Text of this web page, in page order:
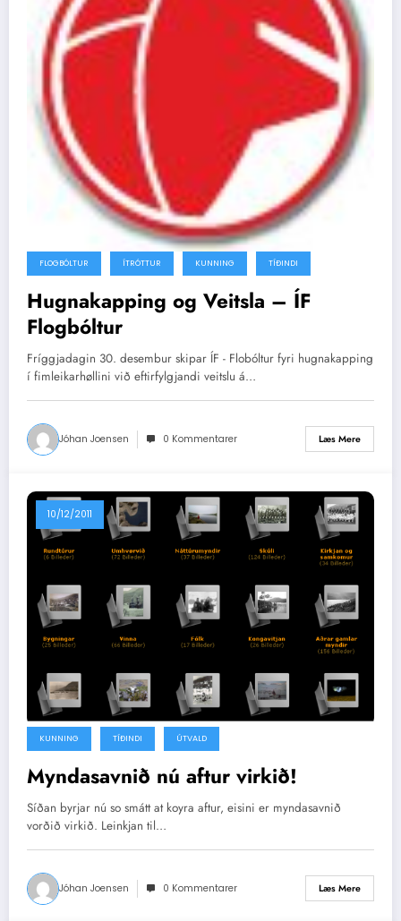
FLOGBÓLTUR ÍTRÓTTUR KUNNING TÍÐINDI
Hugnakapping og Veitsla – ÍF
Flogbóltur
Fríggjadagin 30. desembur skipar ÍF - Flobóltur fyri hugnakapping
í fimleikarhøllini við eftirfylgjandi veitslu á…
Jóhan Joensen 0 Kommentarer Læs Mere
10/12/2011
KUNNING TÍÐINDI ÚTVALD
Myndasavnið nú aftur virkið!
Síðan byrjar nú so smátt at koyra aftur, eisini er myndasavnið
vorðið virkið. Leinkjan til…
Jóhan Joensen 0 Kommentarer Læs Mere